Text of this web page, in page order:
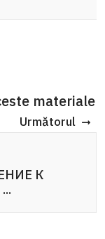
materiale
Următorul
К